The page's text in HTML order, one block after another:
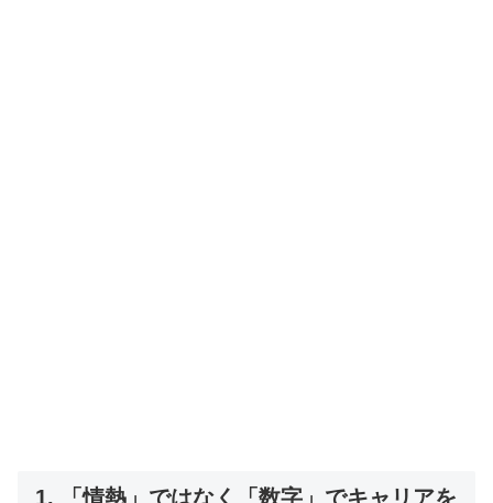
1. 「情熱」ではなく「数字」でキャリアを